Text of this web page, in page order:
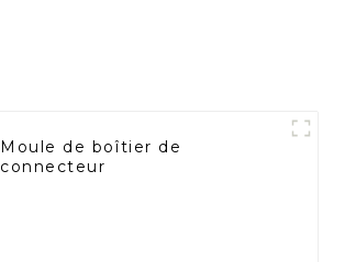
Moule de boîtier de
connecteur